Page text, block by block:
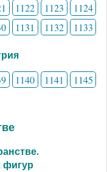
1122 1123
1124
1131 1132 1133
1140 1141
1145
фигур